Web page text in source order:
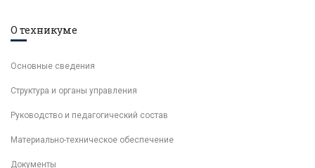
О техникуме
Основные сведения
Структура и органы управления
Руководство и педагогический состав
Материально-техническое обеспечение
Документы